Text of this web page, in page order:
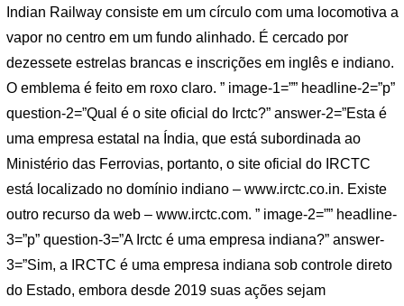
Indian Railway consiste em um círculo com uma locomotiva a
vapor no centro em um fundo alinhado. É cercado por
dezessete estrelas brancas e inscrições em inglês e indiano.
O emblema é feito em roxo claro. ” image-1=”” headline-2=”p”
question-2=”Qual é o site oficial do Irctc?” answer-2=”Esta é
uma empresa estatal na Índia, que está subordinada ao
Ministério das Ferrovias, portanto, o site oficial do IRCTC
está localizado no domínio indiano – www.irctc.co.in. Existe
outro recurso da web – www.irctc.com. ” image-2=”” headline-
3=”p” question-3=”A Irctc é uma empresa indiana?” answer-
3=”Sim, a IRCTC é uma empresa indiana sob controle direto
do Estado, embora desde 2019 suas ações sejam